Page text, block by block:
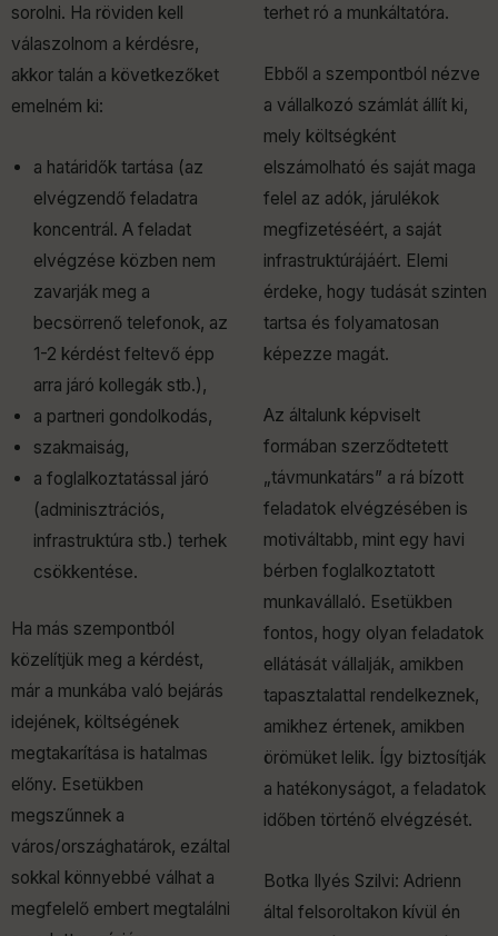
sorolni. Ha röviden kell
válaszolnom a kérdésre,
akkor talán a következőket
emelném ki:
a határidők tartása (az
elvégzendő feladatra
koncentrál. A feladat
elvégzése közben nem
zavarják meg a
becsörrenő telefonok, az
1-2 kérdést feltevő épp
arra járó kollegák stb.),
a partneri gondolkodás,
szakmaiság,
a foglalkoztatással járó
(adminisztrációs,
infrastruktúra stb.) terhek
csökkentése.
Ha más szempontból
közelítjük meg a kérdést,
már a munkába való bejárás
idejének, költségének
megtakarítása is hatalmas
előny. Esetükben
megszűnnek a
város/országhatárok, ezáltal
sokkal könnyebbé válhat a
megfelelő embert megtalálni
terhet ró a munkáltatóra.
Ebből a szempontból nézve
a vállalkozó számlát állít ki,
mely költségként
elszámolható és saját maga
felel az adók, járulékok
megfizetéséért, a saját
infrastruktúrájáért. Elemi
érdeke, hogy tudását szinten
tartsa és folyamatosan
képezze magát.
Az általunk képviselt
formában szerződtetett
„távmunkatárs” a rá bízott
feladatok elvégzésében is
motiváltabb, mint egy havi
bérben foglalkoztatott
munkavállaló. Esetükben
fontos, hogy olyan feladatok
ellátását vállalják, amikben
tapasztalattal rendelkeznek,
amikhez értenek, amikben
örömüket lelik. Így biztosítják
a hatékonyságot, a feladatok
időben történő elvégzését.
Botka Ilyés Szilvi: Adrienn
által felsoroltakon kívül én